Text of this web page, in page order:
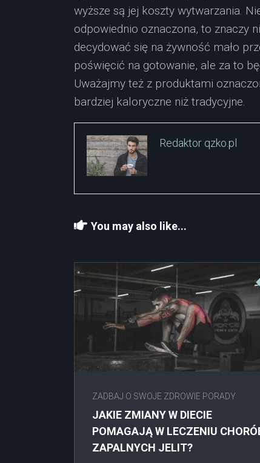
wyższe są jej koszty wytwarzania.
odpowiednio oznaczona, to znaczy
decydować się na żywność mało
poświęcić na gotowanie, ale za to
Uważajmy też z produktami
bardziej kaloryczne niż tradycyjne.
Redaktor qzko.pl
You may also like...
ZADBAJ O SWOJE ZDROWIE PORADY
JAKIE ZMIANY W DIECIE
POMAGAJĄ W LECZENIU
ZAPALNYCH JELIT?